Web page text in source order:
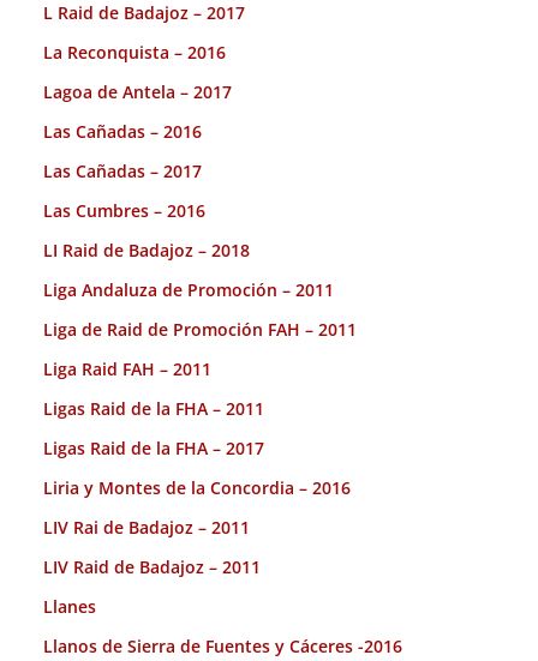
L Raid de Badajoz – 2017
La Reconquista – 2016
Lagoa de Antela – 2017
Las Cañadas – 2016
Las Cañadas – 2017
Las Cumbres – 2016
LI Raid de Badajoz – 2018
Liga Andaluza de Promoción – 2011
Liga de Raid de Promoción FAH – 2011
Liga Raid FAH – 2011
Ligas Raid de la FHA – 2011
Ligas Raid de la FHA – 2017
Liria y Montes de la Concordia – 2016
LIV Rai de Badajoz – 2011
LIV Raid de Badajoz – 2011
Llanes
Llanos de Sierra de Fuentes y Cáceres -2016